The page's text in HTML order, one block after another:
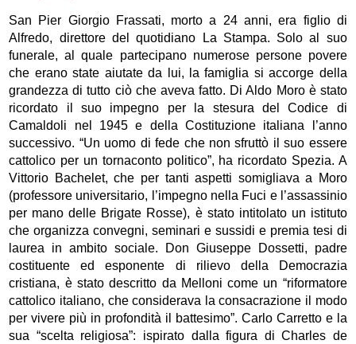
San Pier Giorgio Frassati, morto a 24 anni, era figlio di
Alfredo, direttore del quotidiano La Stampa. Solo al suo
funerale, al quale partecipano numerose persone povere
che erano state aiutate da lui, la famiglia si accorge della
grandezza di tutto ciò che aveva fatto. Di Aldo Moro è stato
ricordato il suo impegno per la stesura del Codice di
Camaldoli nel 1945 e della Costituzione italiana l’anno
successivo. “Un uomo di fede che non sfruttò il suo essere
cattolico per un tornaconto politico”, ha ricordato Spezia. A
Vittorio Bachelet, che per tanti aspetti somigliava a Moro
(professore universitario, l’impegno nella Fuci e l’assassinio
per mano delle Brigate Rosse), è stato intitolato un istituto
che organizza convegni, seminari e sussidi e premia tesi di
laurea in ambito sociale. Don Giuseppe Dossetti, padre
costituente ed esponente di rilievo della Democrazia
cristiana, è stato descritto da Melloni come un “riformatore
cattolico italiano, che considerava la consacrazione il modo
per vivere più in profondità il battesimo”. Carlo Carretto e la
sua “scelta religiosa”: ispirato dalla figura di Charles de